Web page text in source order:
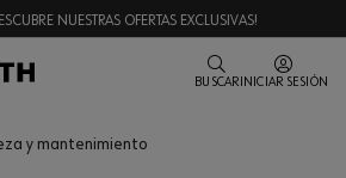
NUESTRAS OFERTAS EXCLUSIVAS!
BUSCAR INICIAR SESIÓN
y mantenimiento